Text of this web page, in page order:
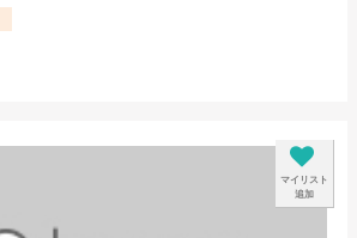
マイリスト
追加